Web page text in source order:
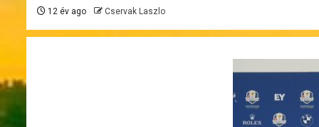
12 év ago Cservak Laszlo